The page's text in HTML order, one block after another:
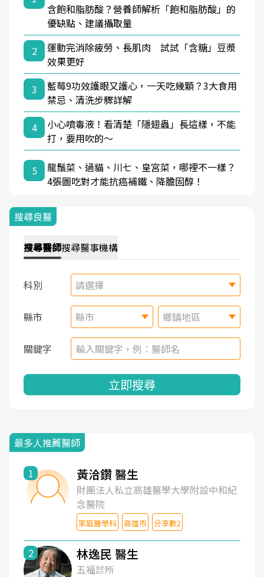
含飽和脂肪酸？營養師解析「飽和脂肪酸」的
優缺點、建議攝取量
2
運動完消除疲勞、長肌肉 試試「含糖」豆漿
效果更好
3
藍莓9功效護眼又護心，一天吃幾顆？3大食用
禁忌、清洗步驟詳解
4
小心噴毒液！看清楚「隱翅蟲」長這樣，不能
打，要用吹的～
5
龍鬚菜、過貓、川七、皇宮菜，哪裡不一樣？
4張圖吃對才能抗癌補鐵、降膽固醇！
搜尋良醫
搜尋醫師搜尋醫事機構
科別 請選擇
縣市 縣市 鄉鎮地區
關鍵字
立即搜尋
最多人推薦醫師
1 黃洽鑽 醫生
財團法人私立高雄醫學大學附設中和紀
念醫院
家庭醫學科 高雄市 分享數2
2 林逸民 醫生
五福診所